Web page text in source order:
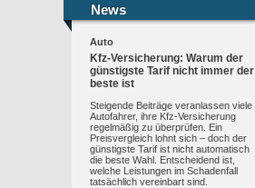
News
News
Auto
Kfz-Versicherung: Warum der
günstigste Tarif nicht immer der
beste ist
Steigende Beiträge veranlassen viele
Autofahrer, ihre Kfz-Versicherung
regelmäßig zu überprüfen. Ein
Preisvergleich lohnt sich – doch der
günstigste Tarif ist nicht automatisch
die beste Wahl. Entscheidend ist,
welche Leistungen im Schadenfall
tatsächlich vereinbart sind.